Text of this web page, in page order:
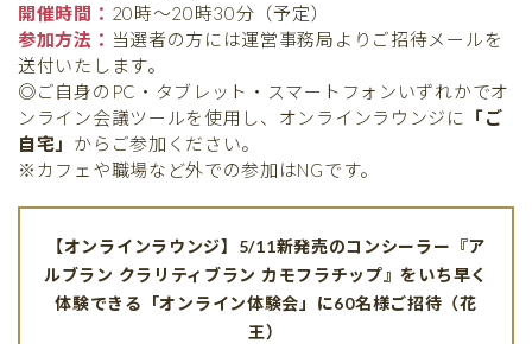
開催時間： 20時〜20時30分（予定）
参加方法： 当選者の方には運営事務局よりご招待メールを
送付いたします。
◎ご自身のPC・タブレット・スマートフォンいずれかでオ
ンライン会議ツールを使用し、オンラインラウンジに
「ご
自宅」 からご参加ください。
※カフェや職場など外での参加はNGです。
【オンラインラウンジ】5/11新発売のコンシーラー『ア
ルブラン クラリティブラン カモフラチップ』をいち早く
体験できる「オンライン体験会」に60名様ご招待（花
王）